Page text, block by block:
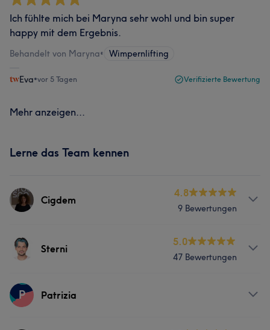
Ich fühlte mich bei Maryna sehr wohl und bin super
happy mit dem Ergebnis.
Behandelt von Maryna• Wimpernlifting
Eva•vor 5 Tagen Verifizierte Bewertung
Mehr anzeigen...
Lerne das Team kennen
Cigdem
4.8
9 Bewertungen
Services
Ästhetische Medizin
Sterni
5.0
47 Bewertungen
Services
P Patrizia